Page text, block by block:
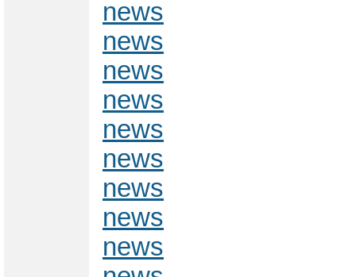
news
news
news
news
news
news
news
news
news